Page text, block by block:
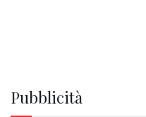
Pubblicità